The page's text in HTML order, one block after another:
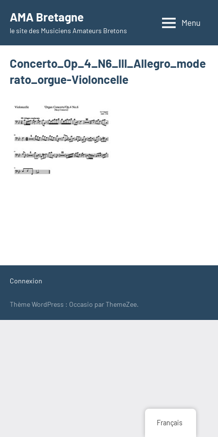
contenu
AMA Bretagne
le site des Musiciens Amateurs Bretons
Menu
Concerto_Op_4_N6_III_Allegro_mode
rato_orgue-Violoncelle
Connexion
Thème WordPress : Occasio par ThemeZee.
Français